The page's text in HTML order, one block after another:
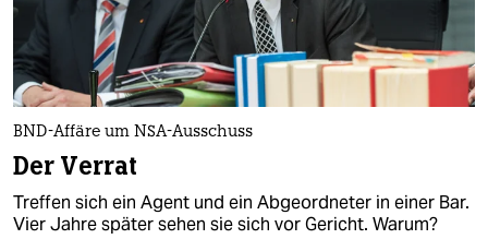
genossenschaft
epaper login
BND-Affäre um NSA-Ausschuss
Der Verrat
Treffen sich ein Agent und ein Abgeordneter in einer Bar.
Vier Jahre später sehen sie sich vor Gericht. Warum?